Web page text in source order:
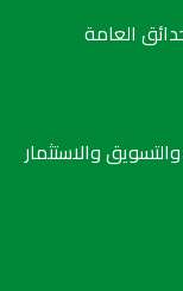
العامة
والاستثمار